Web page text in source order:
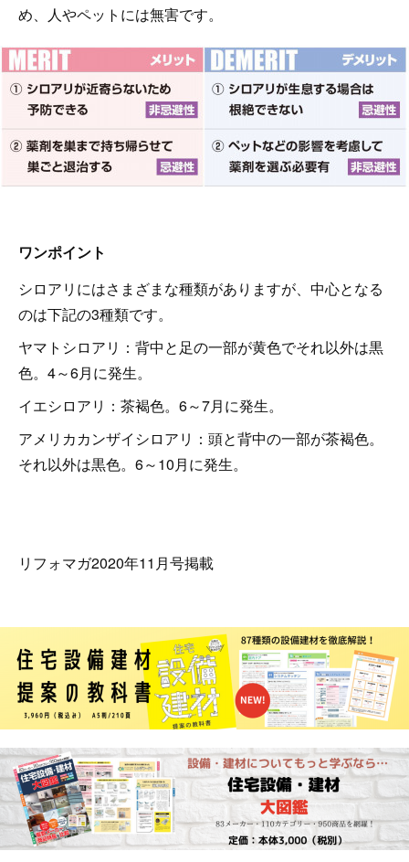
め、人やペットには無害です。
ワンポイント
シロアリにはさまざまな種類がありますが、中心となる
のは下記の3種類です。
ヤマトシロアリ：背中と足の一部が黄色でそれ以外は黒
色。4～6月に発生。
イエシロアリ：茶褐色。6～7月に発生。
アメリカカンザイシロアリ：頭と背中の一部が茶褐色。
それ以外は黒色。6～10月に発生。
リフォマガ2020年11月号掲載